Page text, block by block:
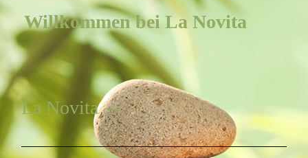
Willkommen bei La Novita
La Novitacura